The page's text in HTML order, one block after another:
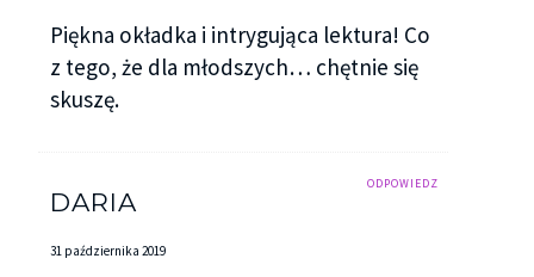
Piękna okładka i intrygująca lektura! Co
z tego, że dla młodszych… chętnie się
skuszę.
ODPOWIEDZ
DARIA
31 października 2019